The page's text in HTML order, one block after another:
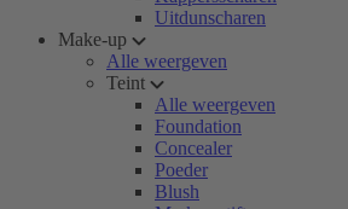
Uitdunscharen
Make-up
Alle weergeven
Teint
Alle weergeven
Foundation
Concealer
Poeder
Blush